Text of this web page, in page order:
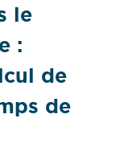
le
:
de
de